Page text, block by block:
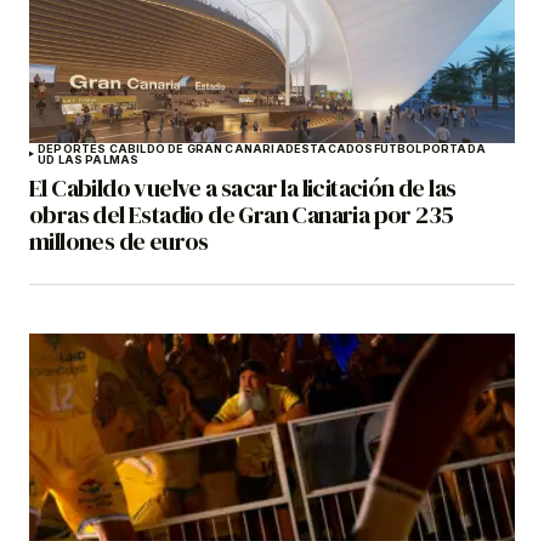
DEPORTES CABILDO DE GRAN CANARIADESTACADOSFÚTBOLPORTADA
UD LAS PALMAS
El Cabildo vuelve a sacar la licitación de las
obras del Estadio de Gran Canaria por 235
millones de euros